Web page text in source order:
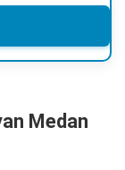
Medan